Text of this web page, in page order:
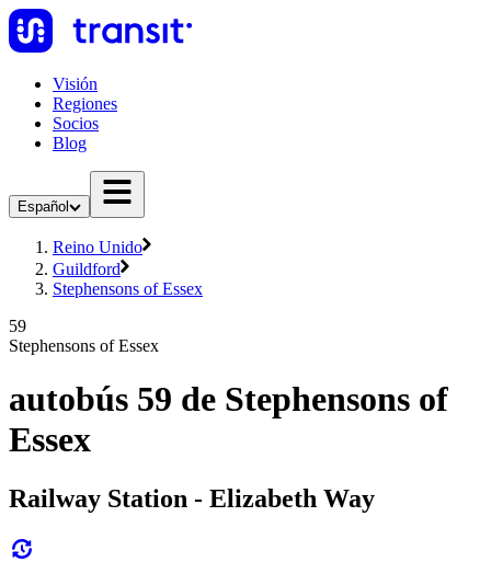
Visión
Regiones
Socios
Blog
Español
Reino Unido
Guildford
Stephensons of Essex
59
Stephensons of Essex
autobús 59 de Stephensons of
Essex
Railway Station - Elizabeth Way